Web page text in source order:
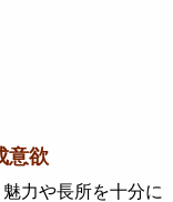
意欲
力や長所を十分に